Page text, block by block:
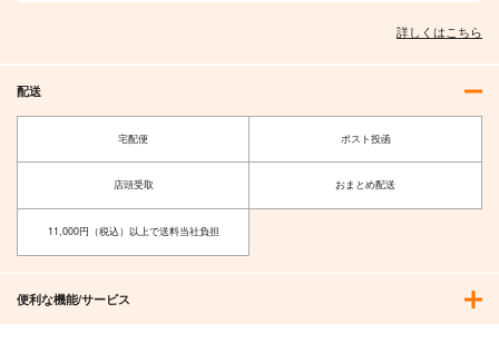
詳しくはこちら
配送
宅配便 ポスト投函
店頭受取 おまとめ配送
11,000円（税込）以上で送料当社負担
便利な機能/サービス